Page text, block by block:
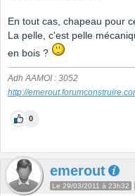
En tout cas, chapeau pour
La pelle, c'est pelle
en bois ?
Adh AAMOI : 3052
http://
0
emerout
Le 29/03/2011 à 23h32